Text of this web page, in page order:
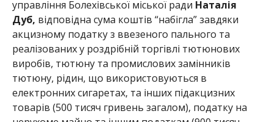
управління Болехівської міської ради Наталія
Дуб, відповідна сума коштів “набігла” завдяки
акцизному податку з ввезеного пального та
реалізованих у роздрібній торгівлі тютюнових
виробів, тютюну та промислових замінників
тютюну, рідин, що використовуються в
електронних сигаретах, та інших підакцизних
товарів (500 тисяч гривень загалом), податку на